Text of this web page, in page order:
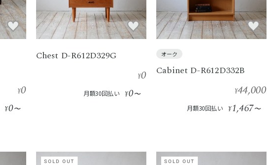
¥0
¥0〜
Chest D-R612D329G
¥0
月額30回払い ¥0〜
オーク
Cabinet D-R612D332B
¥44,000
月額30回払い ¥1,467〜
SOLD OUT SOLD OUT